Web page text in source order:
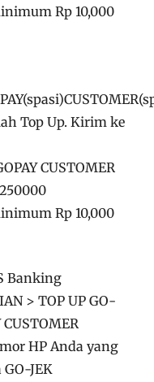
Rp 10,000
Top Up. Kirim ke
CUSTOMER
Rp 10,000
Banking
> TOP UP GO-
CUSTOMER
HP Anda yang
JEK